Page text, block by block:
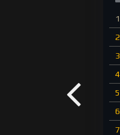
1
2
3
4
5
6
7